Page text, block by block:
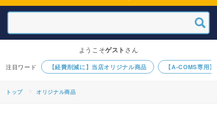
【経費削減に】当店オリジナル商品 【A-COMS専用
ようこそゲスト さん
トップ オリジナル商品